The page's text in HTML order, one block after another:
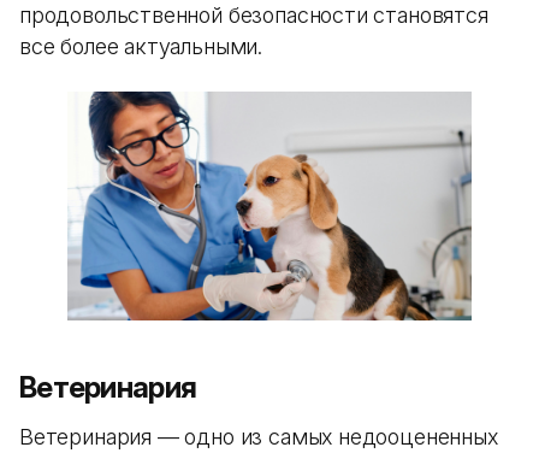
продовольственной безопасности становятся
все более актуальными.
Ветеринария
Ветеринария — одно из самых недооцененных